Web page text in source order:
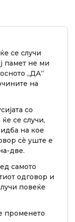
се случи
памет не ми
„ДА“
на
со
се случи,
на кое
сè уште е
две.
самото
одговор и
повеќе
променето